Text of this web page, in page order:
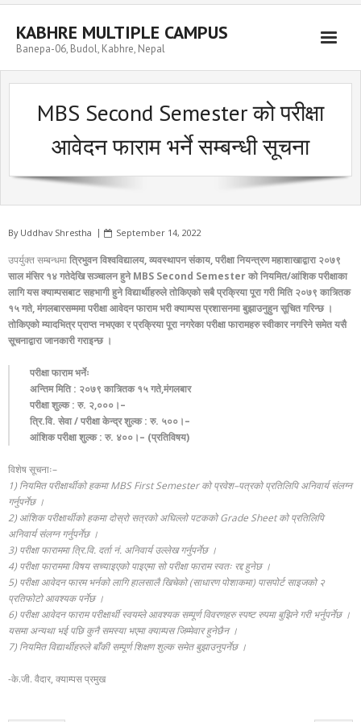
Skip
contentKABHRE MULTIPLE CAMPUS
Banepa-06, Budol, Kabhre, Nepal
MBS Second Semester को परीक्षा
आवेदन फाराम भर्ने सम्बन्धी सूचना
By Uddhav Shrestha September 14, 2022
उपर्युक्त सम्बन्धमात्रिभुवन विश्वविद्यालय, व्यवस्थापन संकाय, परीक्षा नियन्त्रण महाशाखाद्वारा २०७९
साल मंसिर १४ गतेदेखि सञ्चालन हुने MBS Second Semester को नियमित/आंशिक परीक्षाका
लागि यस क्याम्पसबाट सहभागी हुने विद्यार्थीहरुले तोकिएको सबै प्रक्रिया पूरा गरी मिति २०७९ कात्र्तिक
१५ गते, मंगलबारसम्ममा परीक्षा आवेदन फाराम भरी क्याम्पस प्रशासनमा बुझाउनुहुन सूचित गरिन्छ ।
तोकिएको म्यादभित्र प्राप्त नभएका र प्रक्रिया पूरा नगरेका परीक्षा फारामहरु स्वीकार नगरिने समेत यसै
सूचनाद्वारा जानकारी गराइन्छ ।
परीक्षा फाराम भर्नेः
अन्तिम मिति : २०७९ कात्र्तिक १५ गते,मंगलबार
परीक्षा शुल्क : रु. २,०००।–
त्रि.वि. सेवा / परीक्षा केन्द्र शुल्क : रु. ५००।–
आंशिक परीक्षा शुल्क : रु. ४००।– (प्रतिविषय)
विशेष सूचनाः–
1) नियमित परीक्षार्थीको हकमा MBS First Semester को प्रवेश–पत्रको प्रतिलिपि अनिवार्य संलग्न
गर्नुपर्नेछ ।
2) आंशिक परीक्षार्थीको हकमा दोस्रो सत्रको अघिल्लो पटकको Grade Sheet को प्रतिलिपि
अनिवार्य संलग्न गर्नुपर्नेछ ।
3) परीक्षा फाराममा त्रि.वि. दर्ता नं. अनिवार्य उल्लेख गर्नुपर्नेछ ।
4) परीक्षा फाराममा विषय सच्याइएको पाइएमा सो परीक्षा फाराम स्वतः रद्द हुनेछ ।
5) परीक्षा आवेदन फारम भर्नको लागि हालसालै खिचेको (साधारण पोशाकमा) पासपोर्ट साइजको २
प्रतिफोटो आवश्यक पर्नेछ ।
6) परीक्षा आवेदन फाराम परीक्षार्थी स्वयम्ले आवश्यक सम्पूर्ण विवरणहरु स्पष्ट रुपमा बुझिने गरी भर्नुपर्नेछ ।
यसमा अन्यथा भई पछि कुनै समस्या भएमा क्याम्पस जिम्मेवार हुनेछैन ।
7) नियमित विद्यार्थीहरुले बाँकी सम्पूर्ण शिक्षण शुल्क समेत बुझाउनुपर्नेछ ।
-के.जी. वैदार, क्याम्पस प्रमुख